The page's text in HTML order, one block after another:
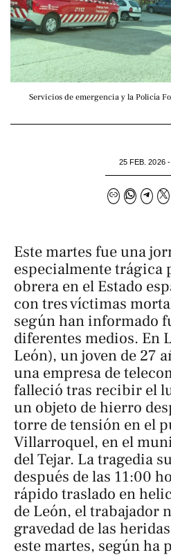
Servicios de emergencia y la Policía
25 FEB. 2026
Este martes fue una
especialmente trágica
obrera en el Estado
con tres víctimas
según han informado
diferentes medios. En
León), un joven de 27
una empresa de
falleció tras recibir el
un objeto de hierro
torre de tensión en el
Villarroquel, en el
del Tejar. La tragedia
después de las 11:00
rápido traslado en
de León, el trabajador
gravedad de las
este martes, según ha